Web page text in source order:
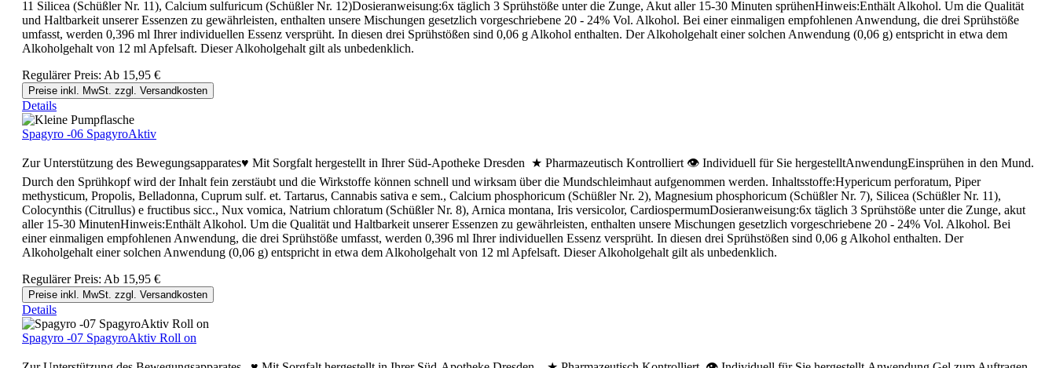
11 Silicea (Schüßler Nr. 11), Calcium sulfuricum (Schüßler Nr. 12)Dosieranweisung:6x täglich 3 Sprühstöße unter die Zunge, Akut aller 15-30 Minuten sprühenHinweis:Enthält Alkohol. Um die Qualität
und Haltbarkeit unserer Essenzen zu gewährleisten, enthalten unsere Mischungen gesetzlich vorgeschriebene 20 - 24% Vol. Alkohol. Bei einer einmaligen empfohlenen Anwendung, die drei Sprühstöße
umfasst, werden 0,396 ml Ihrer individuellen Essenz versprüht. In diesen drei Sprühstößen sind 0,06 g Alkohol enthalten. Der Alkoholgehalt einer solchen Anwendung (0,06 g) entspricht in etwa dem
Alkoholgehalt von 12 ml Apfelsaft. Dieser Alkoholgehalt gilt als unbedenklich.
Regulärer Preis: Ab 15,95 €
Preise inkl. MwSt. zzgl. Versandkosten
Details
Spagyro -06 SpagyroAktiv
Zur Unterstützung des Bewegungsapparates♥ Mit Sorgfalt hergestellt in Ihrer Süd-Apotheke Dresden ★ Pharmazeutisch Kontrolliert 👁 Individuell für Sie hergestelltAnwendungEinsprühen in den Mund.
Durch den Sprühkopf wird der Inhalt fein zerstäubt und die Wirkstoffe können schnell und wirksam über die Mundschleimhaut aufgenommen werden. Inhaltsstoffe:Hypericum perforatum, Piper
methysticum, Propolis, Belladonna, Cuprum sulf. et. Tartarus, Cannabis sativa e sem., Calcium phosphoricum (Schüßler Nr. 2), Magnesium phosphoricum (Schüßler Nr. 7), Silicea (Schüßler Nr. 11),
Colocynthis (Citrullus) e fructibus sicc., Nux vomica, Natrium chloratum (Schüßler Nr. 8), Arnica montana, Iris versicolor, CardiospermumDosieranweisung:6x täglich 3 Sprühstöße unter die Zunge, akut
aller 15-30 MinutenHinweis:Enthält Alkohol. Um die Qualität und Haltbarkeit unserer Essenzen zu gewährleisten, enthalten unsere Mischungen gesetzlich vorgeschriebene 20 - 24% Vol. Alkohol. Bei
einer einmaligen empfohlenen Anwendung, die drei Sprühstöße umfasst, werden 0,396 ml Ihrer individuellen Essenz versprüht. In diesen drei Sprühstößen sind 0,06 g Alkohol enthalten. Der
Alkoholgehalt einer solchen Anwendung (0,06 g) entspricht in etwa dem Alkoholgehalt von 12 ml Apfelsaft. Dieser Alkoholgehalt gilt als unbedenklich.
Regulärer Preis: Ab 15,95 €
Preise inkl. MwSt. zzgl. Versandkosten
Details
Spagyro -07 SpagyroAktiv Roll on